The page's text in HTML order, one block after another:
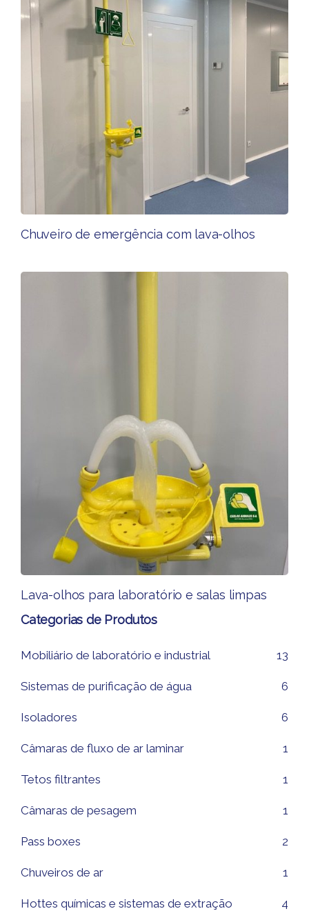
Chuveiro de emergência com lava-olhos ​
Lava-olhos ​para laboratório e salas limpas
Categorias de Produtos
Mobiliário de laboratório e industrial 13
Sistemas de purificação de água 6
Isoladores 6
Câmaras de fluxo de ar laminar 1
Tetos filtrantes 1
Câmaras de pesagem 1
Pass boxes 2
Chuveiros de ar 1
Hottes químicas e sistemas de extração 4